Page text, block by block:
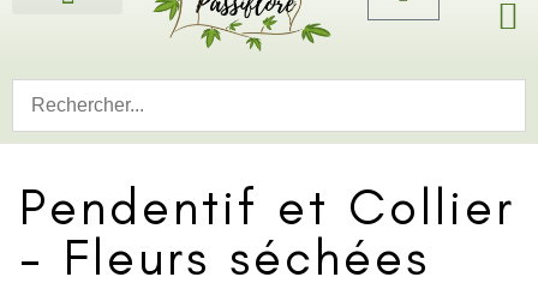
Pendentif et Collier
- Fleurs séchées